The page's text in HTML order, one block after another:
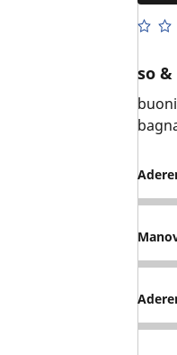
so &
4
3
1